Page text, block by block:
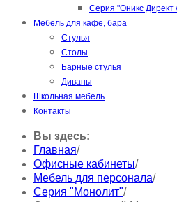
Серия "Оникс Директ
Мебель для кафе, бара
Стулья
Столы
Барные стулья
Диваны
Школьная мебель
Контакты
Вы здесь:
Главная/
Офисные кабинеты/
Мебель для персонала/
Серия "Монолит"/